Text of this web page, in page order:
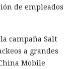
de empleados
campaña Salt
a grandes
Mobile